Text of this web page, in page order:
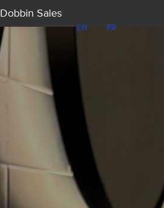
EN FR
Dobbin Sales
EN FR